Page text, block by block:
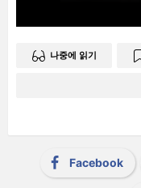
나중에 읽기
Facebook